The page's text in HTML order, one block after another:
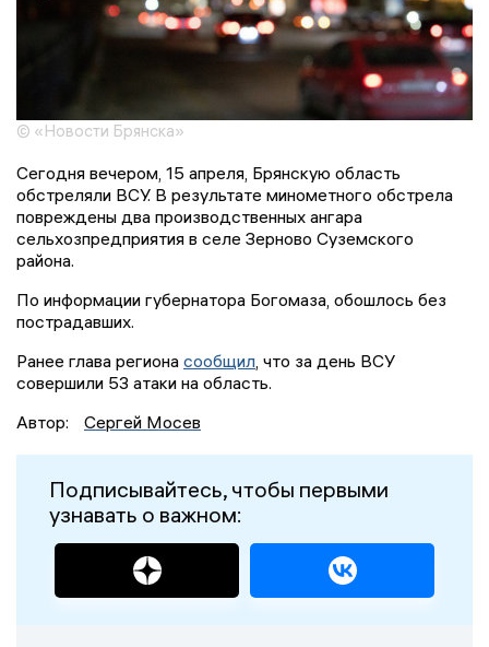
© «Новости Брянска»
Сегодня вечером, 15 апреля, Брянскую область
обстреляли ВСУ. В результате минометного обстрела
повреждены два производственных ангара
сельхозпредприятия в селе Зерново Суземского
района.
По информации губернатора Богомаза, обошлось без
пострадавших.
Ранее глава региона сообщил, что за день ВСУ
совершили 53 атаки на область.
Автор:
Сергей Мосев
Подписывайтесь, чтобы первыми
узнавать о важном: